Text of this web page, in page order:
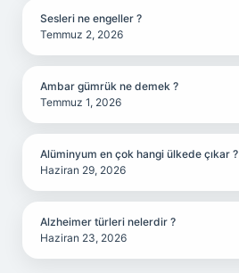
Sesleri ne engeller ?
Temmuz 2, 2026
Ambar gümrük ne demek ?
Temmuz 1, 2026
Alüminyum en çok hangi ülkede çıkar ?
Haziran 29, 2026
Alzheimer türleri nelerdir ?
Haziran 23, 2026